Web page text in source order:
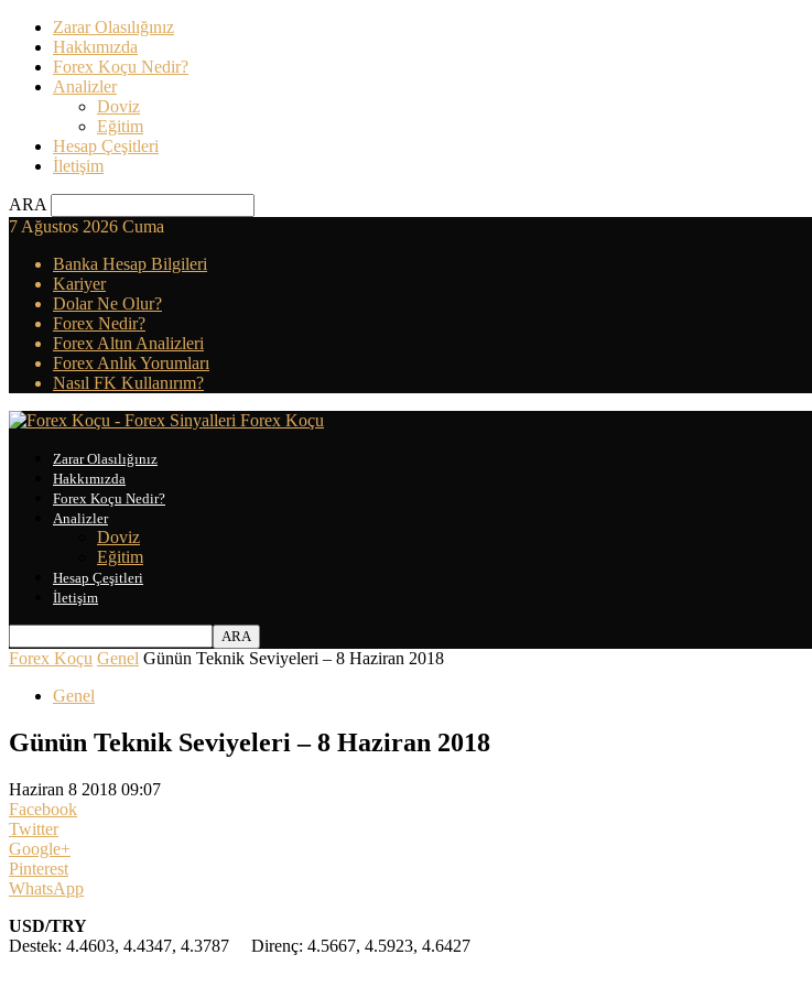
Zarar Olasılığınız
Hakkımızda
Forex Koçu Nedir?
Analizler
Doviz
Eğitim
Hesap Çeşitleri
İletişim
ARA
7 Ağustos 2026 Cuma
Banka Hesap Bilgileri
Kariyer
Dolar Ne Olur?
Forex Nedir?
Forex Altın Analizleri
Forex Anlık Yorumları
Nasıl FK Kullanırım?
Forex Koçu
Zarar Olasılığınız
Hakkımızda
Forex Koçu Nedir?
Analizler
Doviz
Eğitim
Hesap Çeşitleri
İletişim
Forex Koçu Genel Günün Teknik Seviyeleri – 8 Haziran 2018
Genel
Günün Teknik Seviyeleri – 8 Haziran 2018
Haziran 8 2018 09:07
Facebook
Twitter
Google+
Pinterest
WhatsApp
USD/TRY
Destek: 4.4603, 4.4347, 4.3787 Direnç: 4.5667, 4.5923, 4.6427